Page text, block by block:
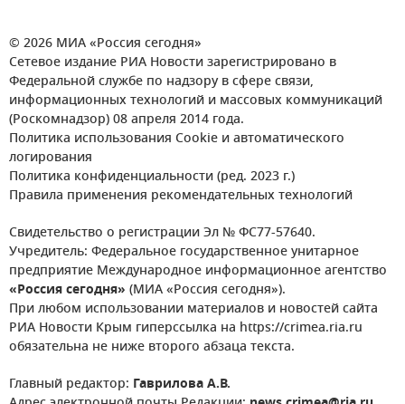
© 2026 МИА «Россия сегодня»
Сетевое издание РИА Новости зарегистрировано в
Федеральной службе по надзору в сфере связи,
информационных технологий и массовых коммуникаций
(Роскомнадзор) 08 апреля 2014 года.
Политика использования Cookie и автоматического
логирования
Политика конфиденциальности (ред. 2023 г.)
Правила применения рекомендательных технологий
Свидетельство о регистрации Эл № ФС77-57640.
Учредитель: Федеральное государственное унитарное
предприятие Международное информационное агентство
«Россия сегодня» (МИА «Россия сегодня»).
При любом использовании материалов и новостей сайта
РИА Новости Крым гиперссылка на https://crimea.ria.ru
обязательна не ниже второго абзаца текста.
Главный редактор: Гаврилова А.В.